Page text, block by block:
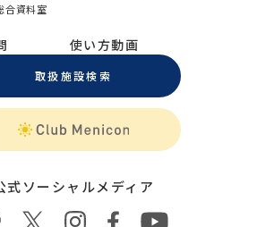
合資料室
使い方動画
取扱施設検索
式ソーシャルメディア